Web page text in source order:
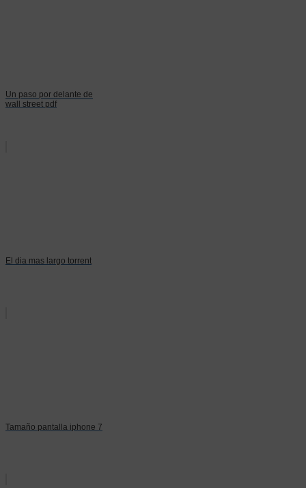
Un paso por delante de
wall street pdf
El dia mas largo torrent
Tamaño pantalla iphone 7